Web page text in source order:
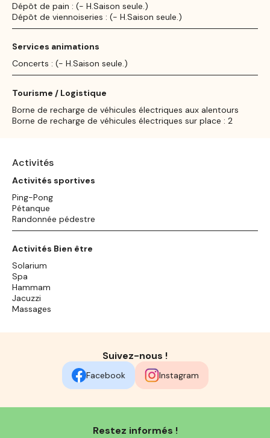
Dépôt de pain : (- H.Saison seule.)
Dépôt de viennoiseries : (- H.Saison seule.)
Services animations
Concerts : (- H.Saison seule.)
Tourisme / Logistique
Borne de recharge de véhicules électriques aux alentours
Borne de recharge de véhicules électriques sur place : 2
Activités
Activités sportives
Ping-Pong
Pétanque
Randonnée pédestre
Activités Bien être
Solarium
Spa
Hammam
Jacuzzi
Massages
Suivez-nous !
Facebook Instagram
Restez informés !